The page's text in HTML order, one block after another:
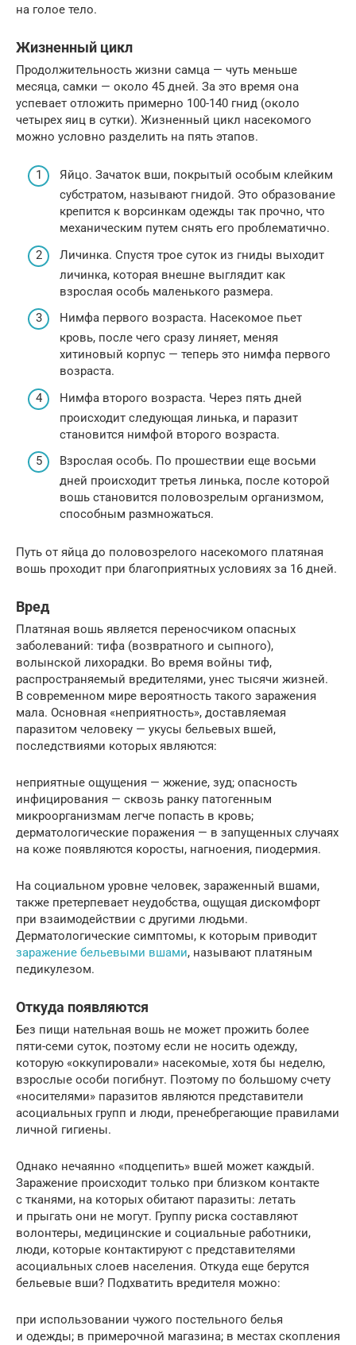
на голое тело.
Жизненный цикл
Продолжительность жизни самца — чуть меньше
месяца, самки — около 45 дней. За это время она
успевает отложить примерно 100-140 гнид (около
четырех яиц в сутки). Жизненный цикл насекомого
можно условно разделить на пять этапов.
Яйцо. Зачаток вши, покрытый особым клейким
субстратом, называют гнидой. Это образование
крепится к ворсинкам одежды так прочно, что
механическим путем снять его проблематично.
Личинка. Спустя трое суток из гниды выходит
личинка, которая внешне выглядит как
взрослая особь маленького размера.
Нимфа первого возраста. Насекомое пьет
кровь, после чего сразу линяет, меняя
хитиновый корпус — теперь это нимфа первого
возраста.
Нимфа второго возраста. Через пять дней
происходит следующая линька, и паразит
становится нимфой второго возраста.
Взрослая особь. По прошествии еще восьми
дней происходит третья линька, после которой
вошь становится половозрелым организмом,
способным размножаться.
Путь от яйца до половозрелого насекомого платяная
вошь проходит при благоприятных условиях за 16 дней.
Вред
Платяная вошь является переносчиком опасных
заболеваний: тифа (возвратного и сыпного),
волынской лихорадки. Во время войны тиф,
распространяемый вредителями, унес тысячи жизней.
В современном мире вероятность такого заражения
мала. Основная «неприятность», доставляемая
паразитом человеку — укусы бельевых вшей,
последствиями которых являются:
неприятные ощущения — жжение, зуд; опасность
инфицирования — сквозь ранку патогенным
микроорганизмам легче попасть в кровь;
дерматологические поражения — в запущенных случаях
на коже появляются коросты, нагноения, пиодермия.
На социальном уровне человек, зараженный вшами,
также претерпевает неудобства, ощущая дискомфорт
при взаимодействии с другими людьми.
Дерматологические симптомы, к которым приводит
заражение бельевыми вшами, называют платяным
педикулезом.
Откуда появляются
Без пищи нательная вошь не может прожить более
пяти-семи суток, поэтому если не носить одежду,
которую «оккупировали» насекомые, хотя бы неделю,
взрослые особи погибнут. Поэтому по большому счету
«носителями» паразитов являются представители
асоциальных групп и люди, пренебрегающие правилами
личной гигиены.
Однако нечаянно «подцепить» вшей может каждый.
Заражение происходит только при близком контакте
с тканями, на которых обитают паразиты: летать
и прыгать они не могут. Группу риска составляют
волонтеры, медицинские и социальные работники,
люди, которые контактируют с представителями
асоциальных слоев населения. Откуда еще берутся
бельевые вши? Подхватить вредителя можно:
при использовании чужого постельного белья
и одежды; в примерочной магазина; в местах скопления